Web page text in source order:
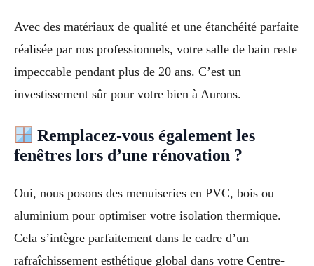
Avec des matériaux de qualité et une étanchéité parfaite
réalisée par nos professionnels, votre salle de bain reste
impeccable pendant plus de 20 ans. C’est un
investissement sûr pour votre bien à Aurons.
Remplacez-vous également les
fenêtres lors d’une rénovation ?
Oui, nous posons des menuiseries en PVC, bois ou
aluminium pour optimiser votre isolation thermique.
Cela s’intègre parfaitement dans le cadre d’un
rafraîchissement esthétique global dans votre Centre-